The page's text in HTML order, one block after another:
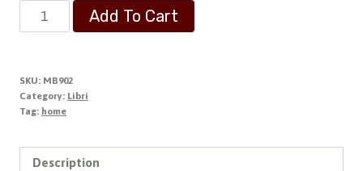
Un'Altra
Musica
Un'esperienza
di
canto
compagnia
Add To Cart
SKU: MB902
Category: Libri
Tag: home
Description